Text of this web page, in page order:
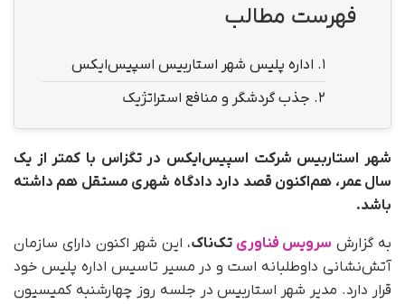
فهرست مطالب
1. اداره پلیس شهر استاربیس اسپیس‌ایکس
2. جذب گردشگر و منافع استراتژیک
شهر استاربیس شرکت اسپیس‌ایکس در تگزاس با کمتر از یک
سال عمر، هم‌اکنون قصد دارد دادگاه شهری مستقل هم داشته
باشد.
به گزارش سرویس فناوری تک‌ناک، این شهر اکنون دارای سازمان
آتش‌نشانی داوطلبانه است و در مسیر تاسیس اداره پلیس خود
قرار دارد. مدیر شهر استاربیس در جلسه روز چهارشنبه کمیسیون